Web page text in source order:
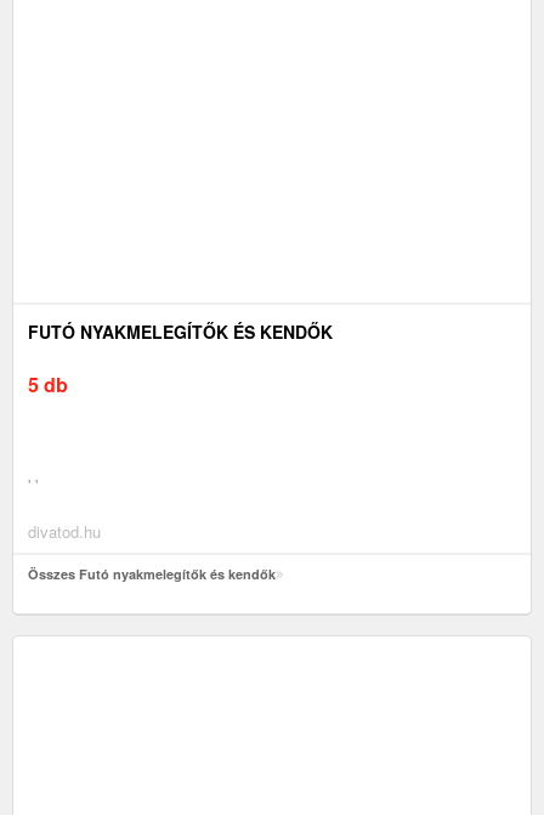
FUTÓ NYAKMELEGÍTŐK ÉS KENDŐK
5 db
' '
divatod.hu
Összes Futó nyakmelegítők és kendők